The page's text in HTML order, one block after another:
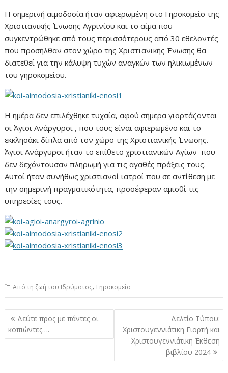
Η σημερινή αιμοδοσία ήταν αφιερωμένη στο Γηροκομείο της
Χριστιανικής Ένωσης Αγρινίου και το αίμα που
συγκεντρώθηκε από τους περισσότερους από 30 εθελοντές
που προσήλθαν στον χώρο της Χριστιανικής Ένωσης θα
διατεθεί για την κάλυψη τυχών αναγκών των ηλικιωμένων
του γηροκομείου.
Η ημέρα δεν επιλέχθηκε τυχαία, αφού σήμερα γιορτάζονται
οι Άγιοι Ανάργυροι , που τους είναι αφιερωμένο και το
εκκλησάκι δίπλα από τον χώρο της Χριστιανικής Ένωσης.
Άγιοι Ανάργυροι ήταν το επίθετο χριστιανικών Αγίων που
δεν δεχόντουσαν πληρωμή για τις αγαθές πράξεις τους.
Αυτοί ήταν συνήθως χριστιανοί ιατροί που σε αντίθεση με
την σημερινή πραγματικότητα, προσέφεραν αμισθί τις
υπηρεσίες τους.
Από τη ζωή του Ιδρύματος, Γηροκομείο
Πλοήγηση
άρθρων
Δεύτε προς με πάντες οι
κοπιώντες….
Δελτίο Τύπου:
Χριστουγεννιάτικη Γιορτή και
Χριστουγεννιάτικη Έκθεση
βιβλίου 2024